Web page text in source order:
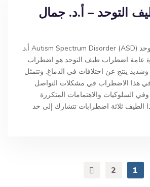
التوحد – أ.د. جمال
اضطراب طيف التوحد Autism Spectrum Disorder (ASD) أ.د.
عامة اضطراب طيف التوحد هو اضطراب
ينتج عن اختلافات في الدماغ. وتتمثل
هذا الاضطراب في مشكلات التواصل
السلوكيات والاهتمامات المتكررة
الطيف ثلاثة اضطرابات تتشارك إلى حد
1
2